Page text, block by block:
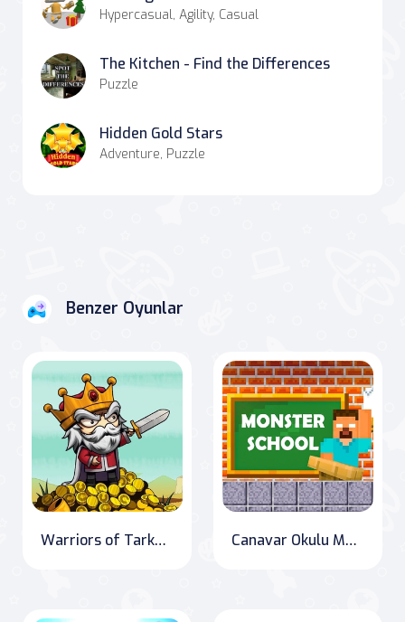
Hypercasual, Agility, Casual
The Kitchen - Find the Differences
Puzzle
Hidden Gold Stars
Adventure, Puzzle
Benzer Oyunlar
Warriors of Tarkan: Battle for the Kingdom Canavar Okulu Meydan Okumaları